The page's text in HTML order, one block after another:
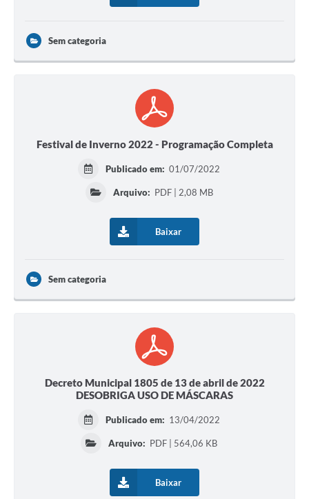
Sem categoria
Festival de Inverno 2022 - Programação Completa
Publicado em: 01/07/2022
Arquivo: PDF | 2,08 MB
Baixar
Sem categoria
Decreto Municipal 1805 de 13 de abril de 2022
DESOBRIGA USO DE MÁSCARAS
Publicado em: 13/04/2022
Arquivo: PDF | 564,06 KB
Baixar